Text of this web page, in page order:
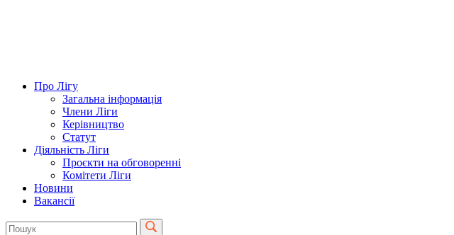
Про Лігу
Загальна інформація
Члени Ліги
Керівництво
Статут
Діяльність Ліги
Проєкти на обговоренні
Комітети Ліги
Новини
Вакансії